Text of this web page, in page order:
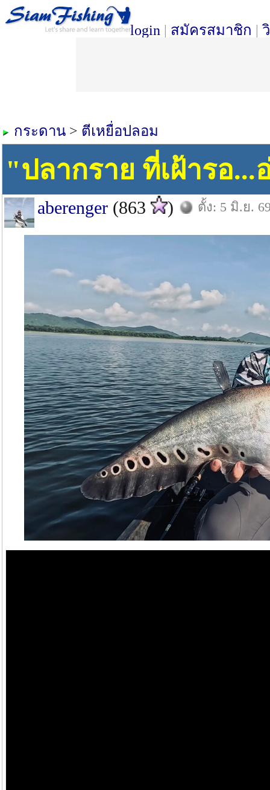
login | สมัครสมาชิก |
กระดาน > ตีเหยื่อปลอม
"ปลากราย ที่เฝ้ารอ
aberenger (863 ) ตั้ง: 5 มิ.ย.